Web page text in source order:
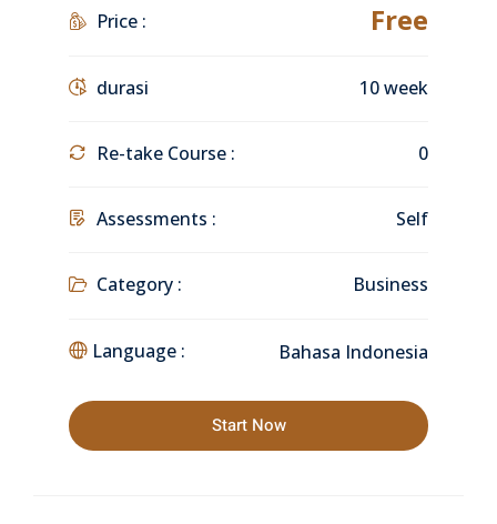
Price : Free
durasi 10 week
Re-take Course : 0
Assessments : Self
Category : Business
Language : Bahasa Indonesia
Start Now